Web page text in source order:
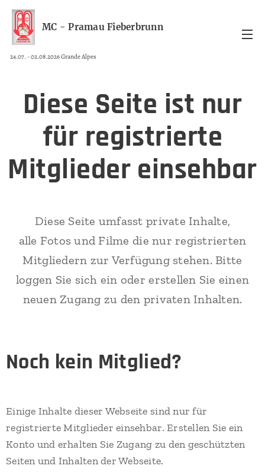
MC - Pramau Fieberbrunn
24.07. - 02.08.2026 Grande Alpes
Diese Seite ist nur
für registrierte
Mitglieder einsehbar
Diese Seite umfasst private Inhalte,
alle Fotos und Filme die nur registrierten
Mitgliedern zur Verfügung stehen. Bitte
loggen Sie sich ein oder erstellen Sie einen
neuen Zugang zu den privaten Inhalten.
Noch kein Mitglied?
Einige Inhalte dieser Webseite sind nur für
registrierte Mitglieder einsehbar. Erstellen Sie ein
Konto und erhalten Sie Zugang zu den geschützten
Seiten und Inhalten der Webseite.